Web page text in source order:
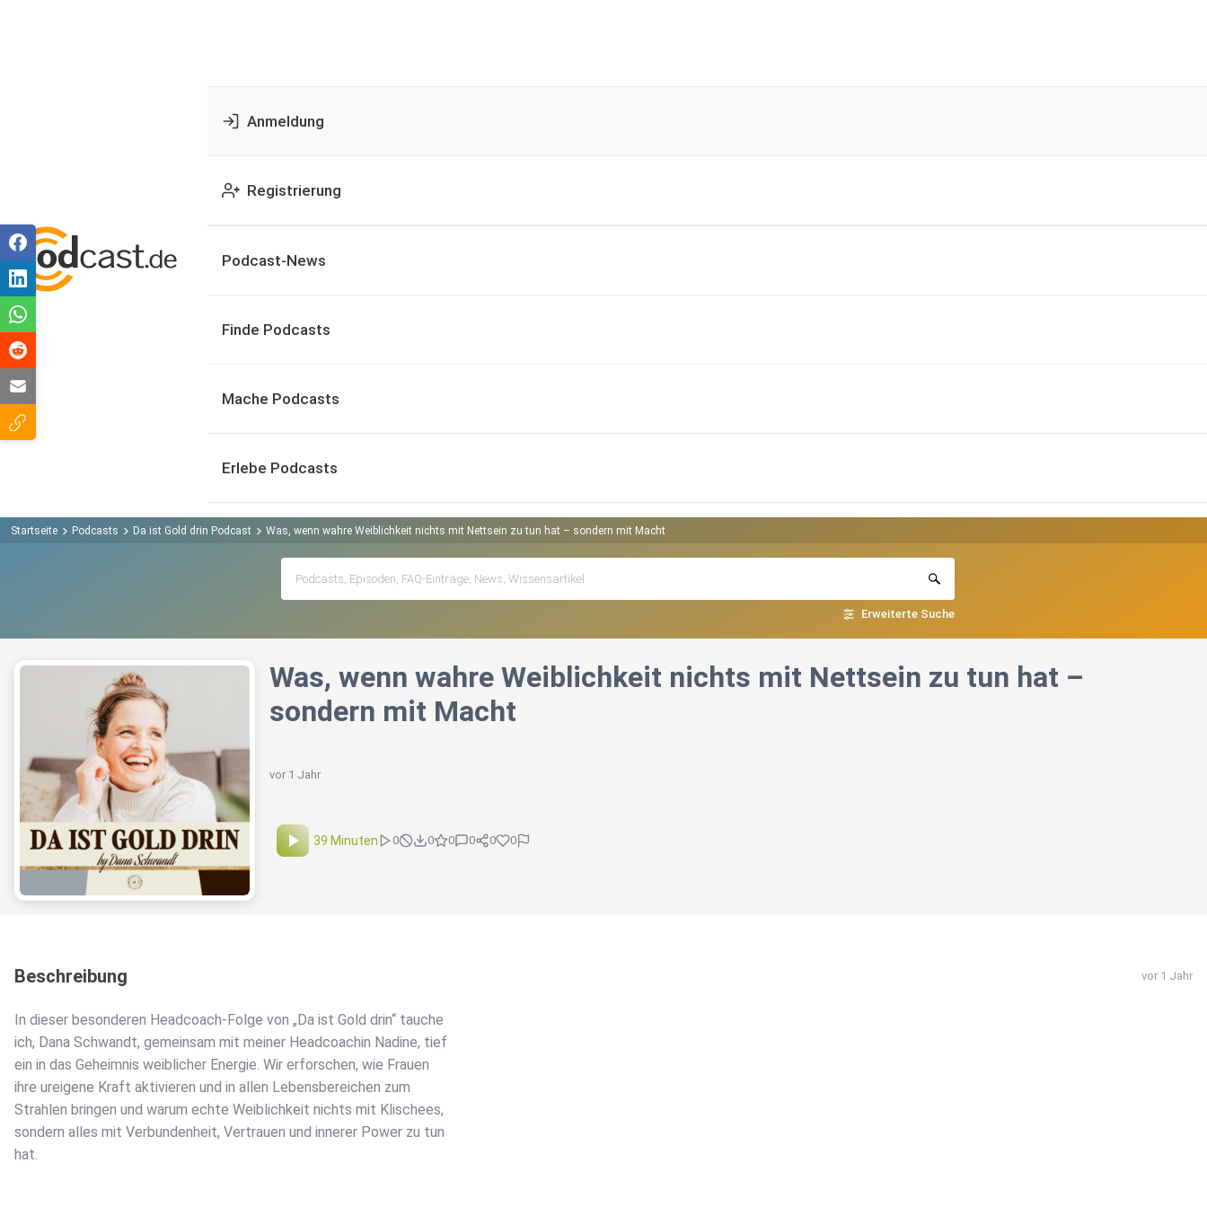
Anmeldung
Registrierung
Podcast-News
Finde Podcasts
Mache Podcasts
Erlebe Podcasts
Startseite Podcasts Da ist Gold drin Podcast Was, wenn wahre Weiblichkeit nichts mit Nettsein zu tun hat – sondern mit Macht
Erweiterte Suche
Was, wenn wahre Weiblichkeit nichts mit Nettsein zu tun hat –
sondern mit Macht
vor 1 Jahr
39 Minuten 0 0 0 0 0 0
Beschreibung vor 1 Jahr
In dieser besonderen Headcoach-Folge von „Da ist Gold drin“ tauche
ich, Dana Schwandt, gemeinsam mit meiner Headcoachin Nadine, tief
ein in das Geheimnis weiblicher Energie. Wir erforschen, wie Frauen
ihre ureigene Kraft aktivieren und in allen Lebensbereichen zum
Strahlen bringen und warum echte Weiblichkeit nichts mit Klischees,
sondern alles mit Verbundenheit, Vertrauen und innerer Power zu tun
hat.